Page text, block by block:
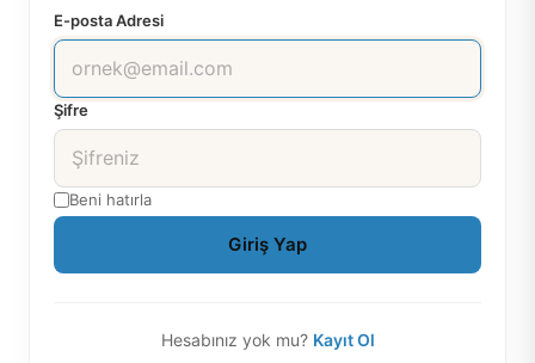
E-posta Adresi
Şifre
Beni hatırla
Giriş Yap
Hesabınız yok mu? Kayıt Ol